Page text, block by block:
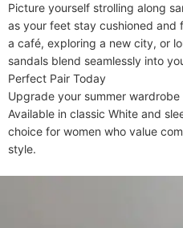
Picture yourself strolling along
as your feet stay cushioned and
a café, exploring a new city, or
sandals blend seamlessly into
Perfect Pair Today​​
Upgrade your summer
Available in classic ​​White​​ and
choice for women who value
style.